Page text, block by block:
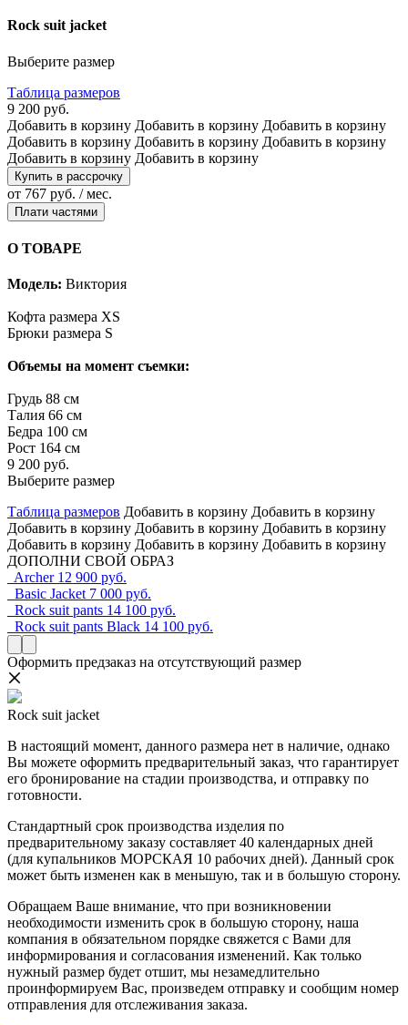
Rock suit jacket
Выберите размер
Таблица размеров
9 200 руб.
Добавить в корзину Добавить в корзину Добавить в корзину
Добавить в корзину Добавить в корзину Добавить в корзину
Добавить в корзину Добавить в корзину
Купить в рассрочку
от 767 руб. / мес.
Плати частями
О ТОВАРЕ
Модель: Виктория
Кофта размера XS
Брюки размера S
Объемы на момент съемки:
Грудь 88 см
Талия 66 см
Бедра 100 см
Рост 164 см
9 200 руб.
Выберите размер
Таблица размеров Добавить в корзину Добавить в корзину
Добавить в корзину Добавить в корзину Добавить в корзину
Добавить в корзину Добавить в корзину Добавить в корзину
ДОПОЛНИ СВОЙ ОБРАЗ
Archer 12 900 руб.
Basic Jacket 7 000 руб.
Rock suit pants 14 100 руб.
Rock suit pants Black 14 100 руб.
Оформить предзаказ на отсутствующий размер
Rock suit jacket
В настоящий момент, данного размера нет в наличие, однако
Вы можете оформить предварительный заказ, что гарантирует
его бронирование на стадии производства, и отправку по
готовности.
Стандартный срок производства изделия по
предварительному заказу составляет 40 календарных дней
(для купальников МОРСКАЯ 10 рабочих дней). Данный срок
может быть изменен как в меньшую, так и в большую сторону.
Обращаем Ваше внимание, что при возникновении
необходимости изменить срок в большую сторону, наша
компания в обязательном порядке свяжется с Вами для
информирования и согласования изменений. Как только
нужный размер будет отшит, мы незамедлительно
проинформируем Вас, произведем отправку и сообщим номер
отправления для отслеживания заказа.